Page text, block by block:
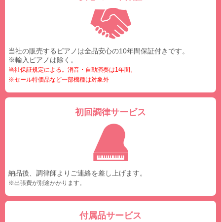
当社の販売するピアノは全品安心の10年間保証付きです。
※輸入ピアノは除く。
当社保証規定による。消音・自動演奏は1年間。
※セール特価品など一部機種は対象外
初回調律サービス
納品後、調律師よりご連絡を差し上げます。
※出張費が別途かかります。
付属品サービス